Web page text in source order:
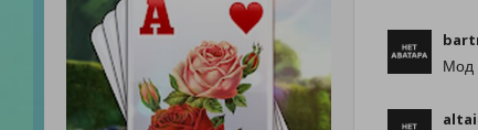
Мод